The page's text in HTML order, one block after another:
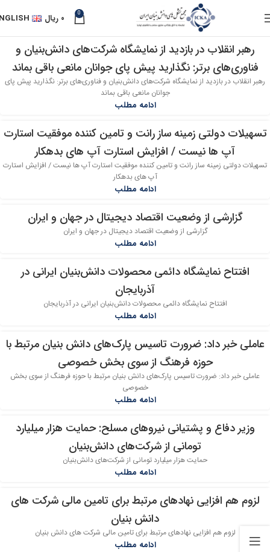
0 ۰ ریال
17
مهر
رهبر انقلاب در بازدید از نمایشگاه شرکت‌های دانش‌بنیان و
فناوری‌های برتر: نگذارید پیش پای جوانان مانعی باقی بماند
رهبر انقلاب در بازدید از نمایشگاه شرکت‌های دانش‌بنیان و فناوری‌های برتر: نگذارید پیش پای
جوانان مانعی باقی بماند
ادامه مطلب
15
تسهیلات دولتی زمینه ساز رانت و تامین کننده موفقیت استارت
آپ ها نیست / افزایش استارت آپ های بدهکار
تسهیلات دولتی زمینه ساز رانت و تامین کننده موفقیت استارت آپ ها نیست / افزایش استارت
آپ های بدهکار
ادامه مطلب
گزارشی از وضعیت اقتصاد دیجیتال در جهان و ایران
گزارشی از وضعیت اقتصاد دیجیتال در جهان و ایران
ادامه مطلب
09افتتاح نمایشگاه دائمی محصولات دانش‌بنیان ایرانی در
آذربایجان
افتتاح نمایشگاه دائمی محصولات دانش‌بنیان ایرانی در آذربایجان
ادامه مطلب
24
عاملی خبر داد: ضرورت تاسیس پارک‌های دانش بنیان مرتبط با
حوزه فرهنگ از سوی بخش خصوصی
عاملی خبر داد: ضرورت تاسیس پارک‌های دانش بنیان مرتبط با حوزه فرهنگ از سوی بخش
خصوصی
ادامه مطلب
24
وزیر دفاع و پشتیانی نیروهای مسلح: حمایت هزار میلیارد
تومانی از شرکت‌های دانش‌بنیان
حمایت هزار میلیارد تومانی از شرکت‌های دانش‌بنیان
ادامه مطلب
16
لزوم هم افزایی نهادهای مرتبط برای تامین مالی شرکت های
دانش بنیان
لزوم هم افزایی نهادهای مرتبط برای تامین مالی شرکت های دانش بنیان
ادامه مطلب